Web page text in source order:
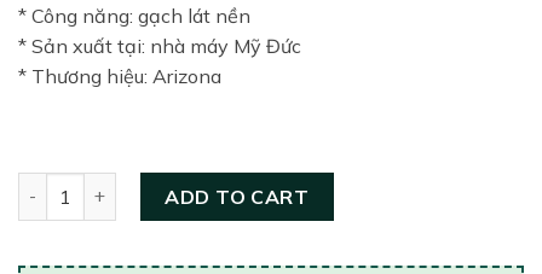
* Công năng: gạch lát nền
* Sản xuất tại: nhà máy Mỹ Đức
* Thương hiệu: Arizona
ADD TO CART